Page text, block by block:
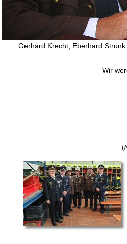
Gerhard Krecht, Eberhard
Wir